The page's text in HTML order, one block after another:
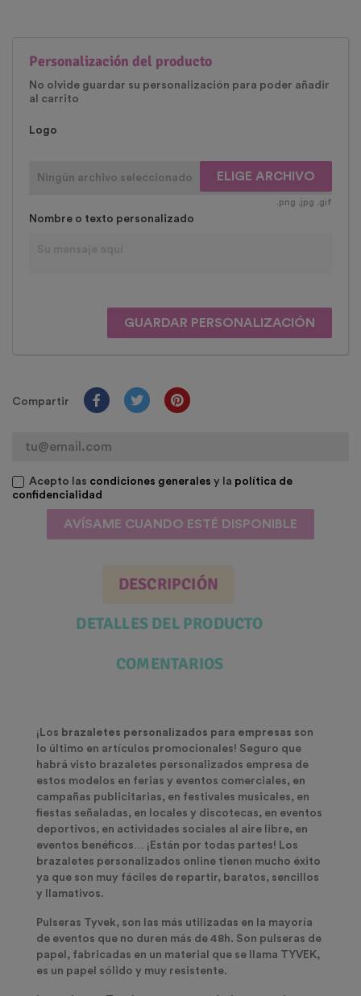
Personalización del producto
No olvide guardar su personalización para poder añadir
al carrito
Logo
Ningún archivo seleccionado ELIGE ARCHIVO
.png .jpg .gif
Nombre o texto personalizado
GUARDAR PERSONALIZACIÓN
Compartir
Acepto las condiciones generales y la política de
confidencialidad
AVÍSAME CUANDO ESTÉ DISPONIBLE
DESCRIPCIÓN
DETALLES DEL PRODUCTO
COMENTARIOS
¡Los brazaletes personalizados para empresas son
lo último en artículos promocionales! Seguro que
habrá visto brazaletes personalizados empresa de
estos modelos en ferias y eventos comerciales, en
campañas publicitarias, en festivales musicales, en
fiestas señaladas, en locales y discotecas, en eventos
deportivos, en actividades sociales al aire libre, en
eventos benéficos… ¡Están por todas partes! Los
brazaletes personalizados online tienen mucho éxito
ya que son muy fáciles de repartir, baratos, sencillos
y llamativos.
Pulseras Tyvek, son las más utilizadas en la mayoría
de eventos que no duren más de 48h. Son pulseras de
papel , fabricadas en un material que se llama TYVEK,
es un papel sólido y muy resistente.